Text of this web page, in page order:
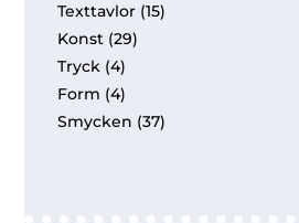
Texttavlor (15)
Konst (29)
Tryck (4)
Form (4)
Smycken (37)